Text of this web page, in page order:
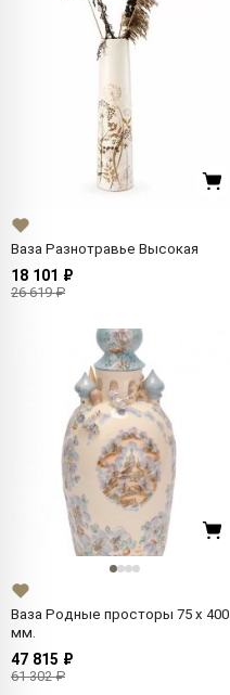
Ваза Разнотравье Высокая
18 101 ₽
26 619 ₽
Ваза Родные просторы 75 x 400
мм.
47 815 ₽
61 302 ₽